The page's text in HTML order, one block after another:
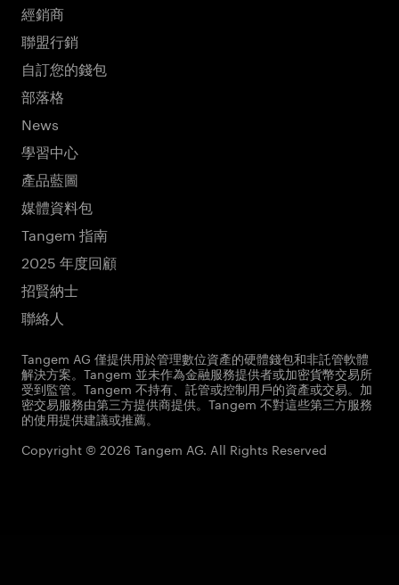
經銷商
聯盟行銷
自訂您的錢包
部落格
News
學習中心
產品藍圖
媒體資料包
Tangem 指南
2025 年度回顧
招賢納士
聯絡人
Tangem AG 僅提供用於管理數位資產的硬體錢包和非託管軟體
解決方案。Tangem 並未作為金融服務提供者或加密貨幣交易所
受到監管。Tangem 不持有、託管或控制用戶的資產或交易。加
密交易服務由第三方提供商提供。Tangem 不對這些第三方服務
的使用提供建議或推薦。